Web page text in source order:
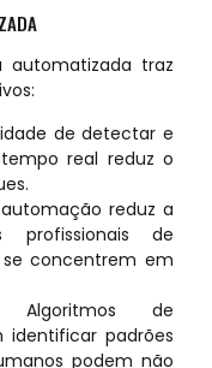
automatizada traz
de detectar e
real reduz o
reduz a
de
concentrem em
de
identificar padrões
podem não